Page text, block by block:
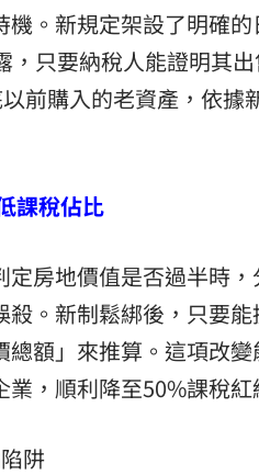
。新規定架設了明確
只要納稅人能證明其
前購入的老資產，依據
課稅佔比
房地價值是否過半時
。新制鬆綁後，只要
額」來推算。這項改
，順利降至50%課稅紅
阱